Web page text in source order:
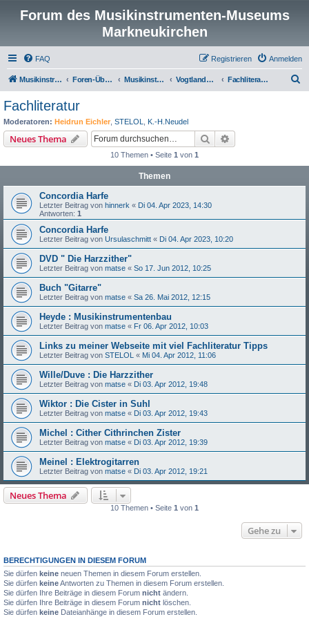
Forum des Musikinstrumenten-Museums
Markneukirchen
FAQ Anmelden
Registrieren
Musikinstrumenten-Museum Foren-Übersicht Musikinstrumentenmuseum Markneukirchen Vogtlandgitarren und andere Zupfinstrumente Fachliteratur
Fachliteratur
Moderatoren: Heidrun Eichler STELOL K.-H.Neudel
Neues Thema Suche
10 Themen • Seite 1 von 1
Themen
Concordia Harfe
Letzter Beitrag von hinnerk « Di 04. Apr 2023, 14:30
Antworten: 1
Concordia Harfe
Letzter Beitrag von Ursulaschmitt « Di 04. Apr 2023, 10:20
DVD " Die Harzzither"
Letzter Beitrag von matse « So 17. Jun 2012, 10:25
Buch "Gitarre"
Letzter Beitrag von matse « Sa 26. Mai 2012, 12:15
Heyde : Musikinstrumentenbau
Letzter Beitrag von matse « Fr 06. Apr 2012, 10:03
Links zu meiner Webseite mit viel Fachliteratur Tipps
Letzter Beitrag von STELOL « Mi 04. Apr 2012, 11:06
Wille/Duve : Die Harzzither
Letzter Beitrag von matse « Di 03. Apr 2012, 19:48
Wiktor : Die Cister in Suhl
Letzter Beitrag von matse « Di 03. Apr 2012, 19:43
Michel : Cither Cithrinchen Zister
Letzter Beitrag von matse « Di 03. Apr 2012, 19:39
Meinel : Elektrogitarren
Letzter Beitrag von matse « Di 03. Apr 2012, 19:21
Neues Thema
10 Themen • Seite 1 von 1
Gehe zu
BERECHTIGUNGEN IN DIESEM FORUM
Sie dürfen keine neuen Themen in diesem Forum erstellen.
Sie dürfen keineAntworten zu Themen in diesem Forum erstellen.
Sie dürfen Ihre Beiträge in diesem Forum nicht ändern.
Sie dürfen Ihre Beiträge in diesem Forum nicht löschen.
Sie dürfen keine Dateianhänge in diesem Forum erstellen.